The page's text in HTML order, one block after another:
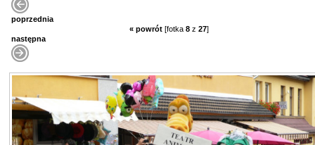
poprzednia
« powrót [fotka 8 z 27]
następna